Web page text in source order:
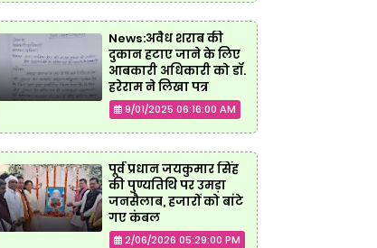
News:अवैध शराब की
दुकान हटाए जाने के लिए
आबकारी अधिकारी को डॉ.
हरेराम ने लिखा पत्र
9/01/2025 06:16:00 AM
पूर्व प्रधान जयकुमार सिंह
की पुण्यतिथि पर उमड़ा
जनसैलाब, हजारों को बांटे
गए कंबल
2/06/2026 05:29:00 PM